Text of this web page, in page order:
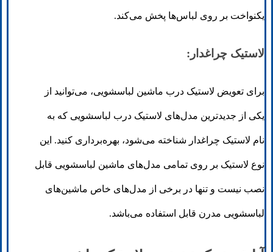
یکنواخت بر روی لباس‌ها پخش می‌کند.
لاستیک چراغدار:
برای تعویض لاستیک درب ماشین لباسشویی، می‌توانید از
یکی از جدیدترین مدل‌های لاستیک درب لباسشویی که به
نام لاستیک چراغدار شناخته می‌شود، بهره‌برداری کنید. این
نوع لاستیک بر روی تمامی مدل‌های ماشین لباسشویی قابل
نصب نیست و تنها در برخی از مدل‌های خاص ماشین‌های
لباسشویی مدرن قابل استفاده می‌باشد.